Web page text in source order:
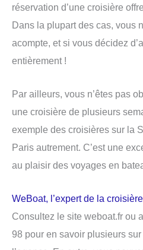
réservation d’une croisière
Dans la plupart des cas, vous
acompte, et si vous décidez
entièrement !
Par ailleurs, vous n’êtes pas
une croisière de plusieurs
exemple des croisières sur la
Paris autrement. C’est une
au plaisir des voyages en
WeBoat, l’expert de la
Consultez le site weboat.fr ou
98 pour en savoir plusieurs